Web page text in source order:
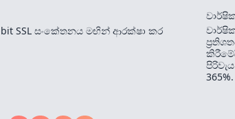
SSL සංකේතනය මඟින් ආරක්ෂා කර